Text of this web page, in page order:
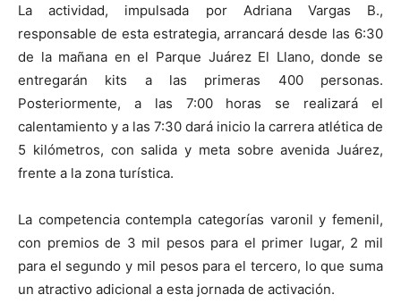
La actividad, impulsada por Adriana Vargas B.,
responsable de esta estrategia, arrancará desde las 6:30
de la mañana en el Parque Juárez El Llano, donde se
entregarán kits a las primeras 400 personas.
Posteriormente, a las 7:00 horas se realizará el
calentamiento y a las 7:30 dará inicio la carrera atlética de
5 kilómetros, con salida y meta sobre avenida Juárez,
frente a la zona turística.
La competencia contempla categorías varonil y femenil,
con premios de 3 mil pesos para el primer lugar, 2 mil
para el segundo y mil pesos para el tercero, lo que suma
un atractivo adicional a esta jornada de activación.